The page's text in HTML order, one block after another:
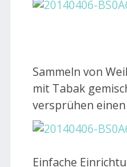
Sammeln von
mit Tabak
versprühen
Einfache